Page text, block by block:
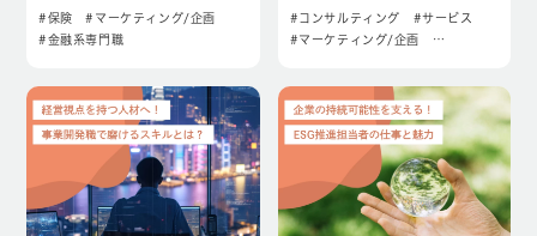
#保険
#マーケティング/企画
#金融系専門職
#コンサルティング
#サービス
#マーケティング/企画
…